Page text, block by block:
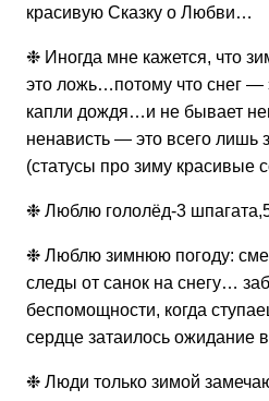
красивую Сказку о Любви…
❉ Иногда мне кажется, что
это ложь…потому что снег —
капли дождя…и не бывает
ненависть — это всего
(статусы про зиму красивые
❉ Люблю гололёд-3
❉ Люблю зимнюю погоду:
следы от санок на снегу…
беспомощности, когда
сердце затаилось ожидание
❉ Люди только зимой